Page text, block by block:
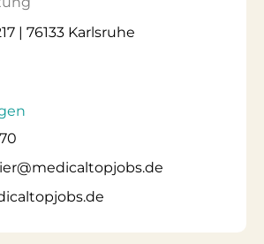
| 76133 Karlsruhe